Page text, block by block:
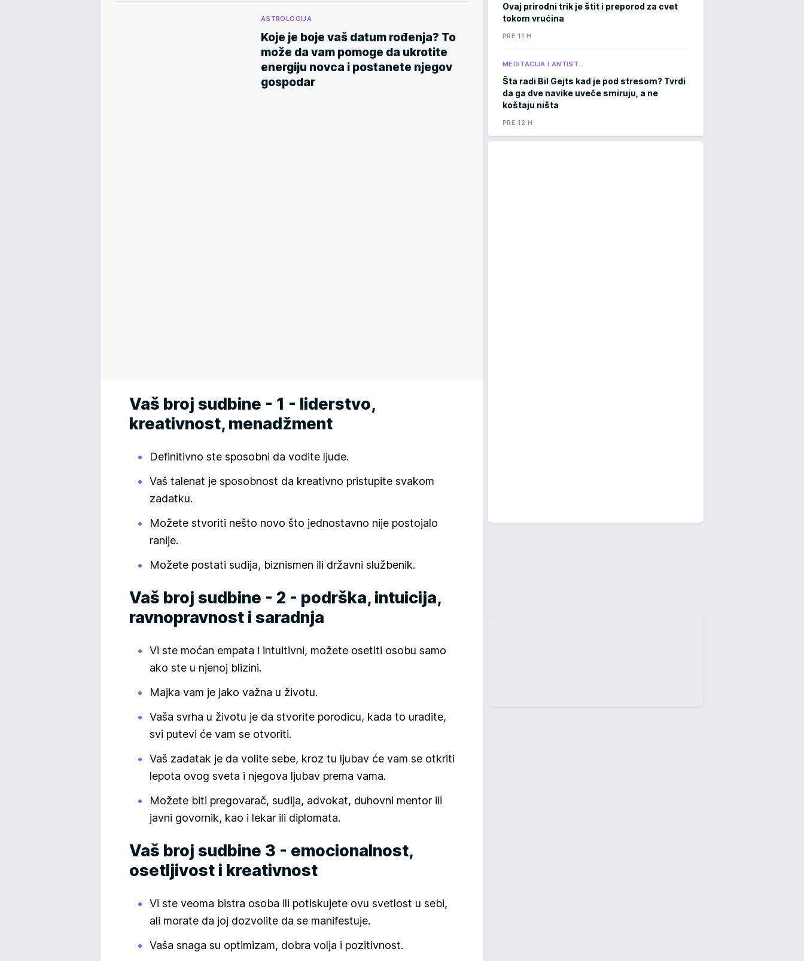
ASTROLOGIJA
Koje je boje vaš datum rođenja? To
može da vam pomoge da ukrotite
energiju novca i postanete njegov
gospodar
Vaš broj sudbine - 1 - liderstvo,
kreativnost, menadžment
Definitivno ste sposobni da vodite ljude.
Vaš talenat je sposobnost da kreativno pristupite svakom
zadatku.
Možete stvoriti nešto novo što jednostavno nije postojalo
ranije.
Možete postati sudija, biznismen ili državni službenik.
Vaš broj sudbine - 2 - podrška, intuicija,
ravnopravnost i saradnja
Vi ste moćan empata i intuitivni, možete osetiti osobu samo
ako ste u njenoj blizini.
Majka vam je jako važna u životu.
Vaša svrha u životu je da stvorite porodicu, kada to uradite,
svi putevi će vam se otvoriti.
Vaš zadatak je da volite sebe, kroz tu ljubav će vam se otkriti
lepota ovog sveta i njegova ljubav prema vama.
Možete biti pregovarač, sudija, advokat, duhovni mentor ili
javni govornik, kao i lekar ili diplomata.
Vaš broj sudbine 3 - emocionalnost,
osetljivost i kreativnost
Vi ste veoma bistra osoba ili potiskujete ovu svetlost u sebi,
ali morate da joj dozvolite da se manifestuje.
Vaša snaga su optimizam, dobra volja i pozitivnost.
Ovaj prirodni trik je štit i preporod za cvet
tokom vrućina
PRE 11 H
MEDITACIJA I ANTIST…
Šta radi Bil Gejts kad je pod stresom? Tvrdi
da ga dve navike uveče smiruju, a ne
koštaju ništa
PRE 12 H